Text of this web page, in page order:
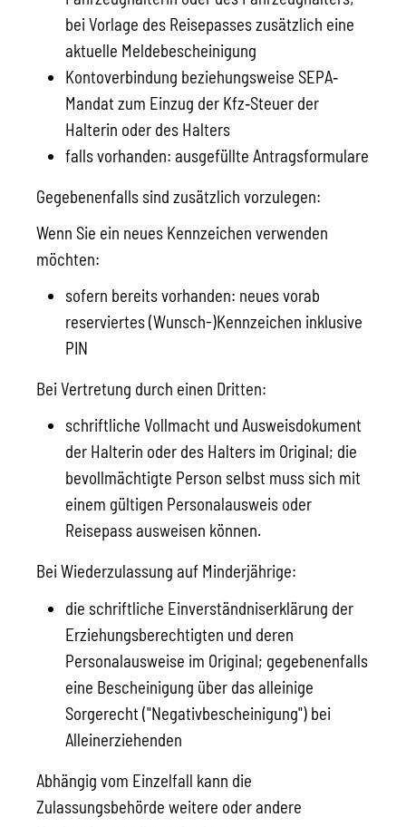
bei Vorlage des Reisepasses zusätzlich eine
aktuelle Meldebescheinigung
Kontoverbindung beziehungsweise SEPA‐
Mandat zum Einzug der Kfz‐Steuer der
Halterin oder des Halters
falls vorhanden: ausgefüllte Antragsformulare
Gegebenenfalls sind zusätzlich vorzulegen:
Wenn Sie ein neues Kennzeichen verwenden
möchten:
sofern bereits vorhanden: neues vorab
reserviertes (Wunsch-)Kennzeichen inklusive
PIN
Bei Vertretung durch einen Dritten:
schriftliche Vollmacht und Ausweisdokument
der Halterin oder des Halters im Original; die
bevollmächtigte Person selbst muss sich mit
einem gültigen Personalausweis oder
Reisepass ausweisen können.
Bei Wiederzulassung auf Minderjährige:
die schriftliche Einverständniserklärung der
Erziehungsberechtigten und deren
Personalausweise im Original; gegebenenfalls
eine Bescheinigung über das alleinige
Sorgerecht ("Negativbescheinigung") bei
Alleinerziehenden
Abhängig vom Einzelfall kann die
Zulassungsbehörde weitere oder andere